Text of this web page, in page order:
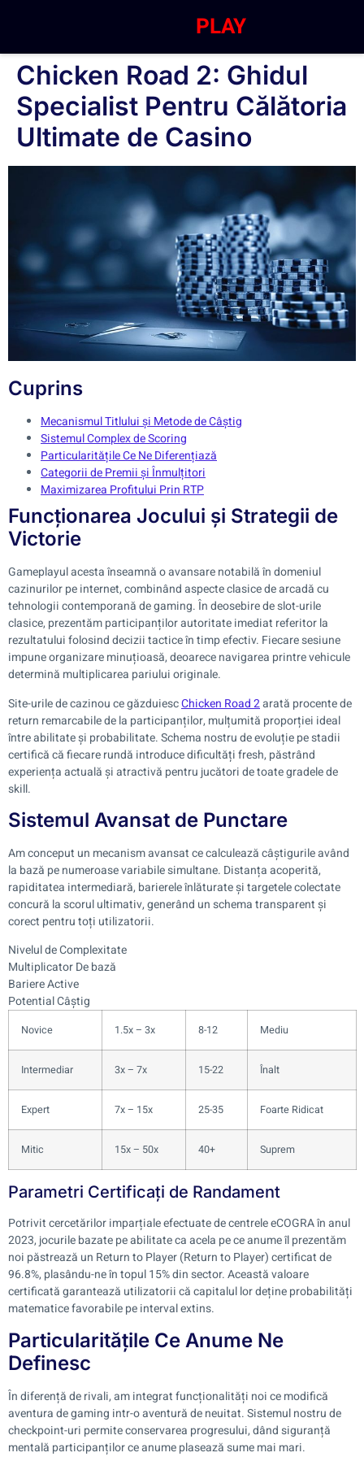
PLAY
Chicken Road 2: Ghidul
Specialist Pentru Călătoria
Ultimate de Casino
Cuprins
Mecanismul Titlului și Metode de Câștig
Sistemul Complex de Scoring
Particularitățile Ce Ne Diferențiază
Categorii de Premii și Înmulțitori
Maximizarea Profitului Prin RTP
Funcționarea Jocului și Strategii de
Victorie
Gameplayul acesta înseamnă o avansare notabilă în domeniul
cazinurilor pe internet, combinând aspecte clasice de arcadă cu
tehnologii contemporană de gaming. În deosebire de slot-urile
clasice, prezentăm participanților autoritate imediat referitor la
rezultatului folosind decizii tactice în timp efectiv. Fiecare sesiune
impune organizare minuțioasă, deoarece navigarea printre vehicule
determină multiplicarea pariului originale.
Site-urile de cazinou ce găzduiescChicken Road 2arată procente de
return remarcabile de la participanților, mulțumită proporției ideal
între abilitate și probabilitate. Schema nostru de evoluție pe stadii
certifică că fiecare rundă introduce dificultăți fresh, păstrând
experiența actuală și atractivă pentru jucători de toate gradele de
skill.
Sistemul Avansat de Punctare
Am conceput un mecanism avansat ce calculează câștigurile având
la bază pe numeroase variabile simultane. Distanța acoperită,
rapiditatea intermediară, barierele înlăturate și targetele colectate
concură la scorul ultimativ, generând un schema transparent și
corect pentru toți utilizatorii.
Nivelul de Complexitate
Multiplicator De bază
Bariere Active
Potential Câștig
Novice 1.5x – 3x 8-12 Mediu
Intermediar 3x – 7x 15-22 Înalt
Expert 7x – 15x 25-35 Foarte Ridicat
Mitic 15x – 50x 40+ Suprem
Parametri Certificați de Randament
Potrivit cercetărilor imparțiale efectuate de centrele eCOGRA în anul
2023, jocurile bazate pe abilitate ca acela pe ce anume îl prezentăm
noi păstrează un Return to Player (Return to Player) certificat de
96.8%, plasându-ne în topul 15% din sector. Această valoare
certificată garantează utilizatorii că capitalul lor deține probabilități
matematice favorabile pe interval extins.
Particularitățile Ce Anume Ne
Definesc
În diferență de rivali, am integrat funcționalități noi ce modifică
aventura de gaming intr-o aventură de neuitat. Sistemul nostru de
checkpoint-uri permite conservarea progresului, dând siguranță
mentală participanților ce anume plasează sume mai mari.